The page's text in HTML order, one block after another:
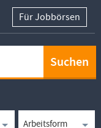
Für Jobbörsen